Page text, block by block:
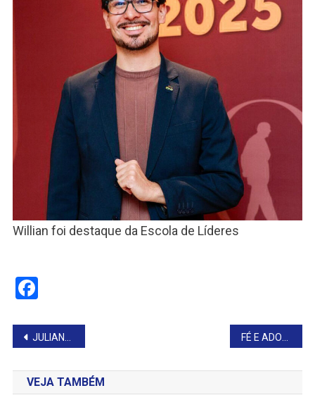
Willian foi destaque da Escola de Líderes
Navegação
de
Post
JULIANA MARINS, BRASILEIRA QUE CAIU EM TRILHA DE VULCÃO NA INDONÉSIA, É ENCONTRADA MORTA FÉ E ADORAÇÃO MARCAM PROCISSÃO DE CORPUS CHRISTI
VEJA TAMBÉM